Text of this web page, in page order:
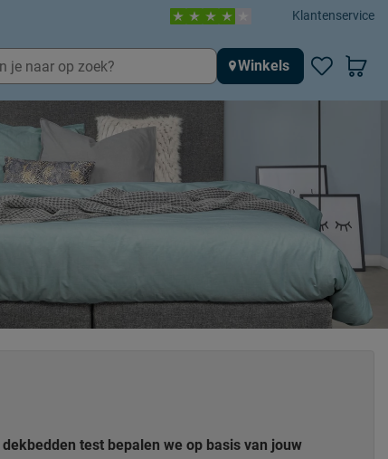
Klantenservice
Winkels
test bepalen we op basis van jouw